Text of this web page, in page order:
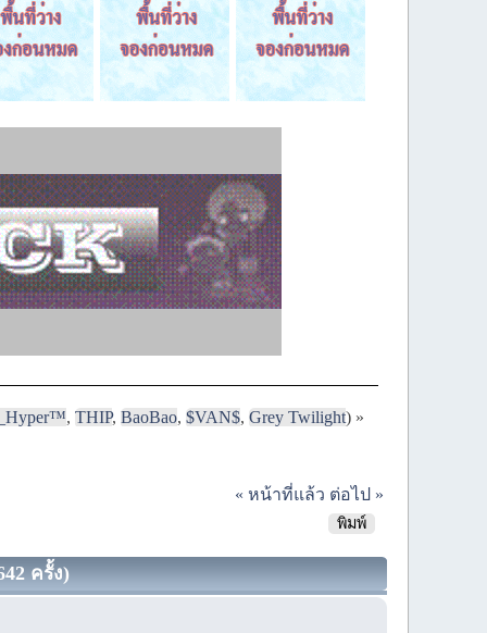
,THIP,BaoBao,$VAN$,Grey Twilight) »
« หน้าที่แล้ว ต่อไป »
พิมพ์
ครั้ง)